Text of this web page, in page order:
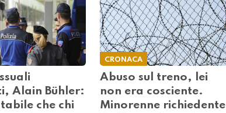
Alain Bühler:
che chi
CRONACA
Abuso sul treno, lei
non era cosciente.
Minorenne richiedente